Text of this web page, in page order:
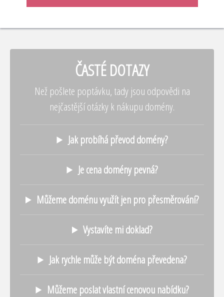
ČASTÉ DOTAZY
Než pošlete poptávku, tady jsou odpovědi na
nejčastější otázky k nákupu domény.
Jak probíhá převod domény?
Je cena domény pevná?
Můžeme doménu využít jen pro přesměrování?
Vystavíte mi doklad?
Jak rychle může být doména převedena?
Můžeme poslat vlastní cenovou nabídku?